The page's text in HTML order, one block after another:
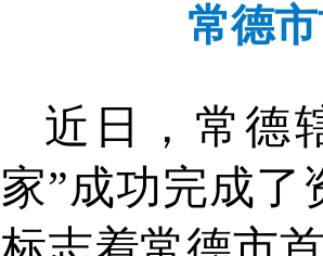
常德
近日，常德
家”成功完成了